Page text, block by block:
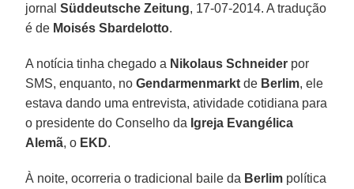
jornalSüddeutsche Zeitung, 17-07-2014. A tradução
é de Moisés Sbardelotto.
A notícia tinha chegado a Nikolaus Schneider por
SMS, enquanto, noGendarmenmarkt de Berlim, ele
estava dando uma entrevista, atividade cotidiana para
o presidente do Conselho da Igreja Evangélica
Alemã, o EKD.
À noite, ocorreria o tradicional baile da Berlim política